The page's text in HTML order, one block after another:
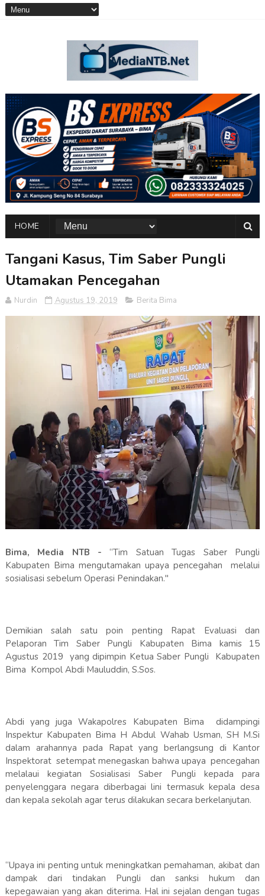
HOME
Tangani Kasus, Tim Saber Pungli
Utamakan Pencegahan
Nurdin Agustus 19, 2019 Berita Bima
Bima, Media NTB - “Tim Satuan Tugas Saber Pungli
Kabupaten Bima mengutamakan upaya pencegahan melalui
sosialisasi sebelum Operasi Penindakan."
Demikian salah satu poin penting Rapat Evaluasi dan
Pelaporan Tim Saber Pungli Kabupaten Bima kamis 15
Agustus 2019 yang dipimpin Ketua Saber Pungli Kabupaten
Bima Kompol Abdi Mauluddin, S.Sos.
Abdi yang juga Wakapolres Kabupaten Bima didampingi
Inspektur Kabupaten Bima H Abdul Wahab Usman, SH M.Si
dalam arahannya pada Rapat yang berlangsung di Kantor
Inspektorat setempat menegaskan bahwa upaya pencegahan
melalaui kegiatan Sosialisasi Saber Pungli kepada para
penyelenggara negara diberbagai lini termasuk kepala desa
dan kepala sekolah agar terus dilakukan secara berkelanjutan.
“Upaya ini penting untuk meningkatkan pemahaman, akibat dan
dampak dari tindakan Pungli dan sanksi hukum dan
kepegawaian yang akan diterima. Hal ini sejalan dengan tugas